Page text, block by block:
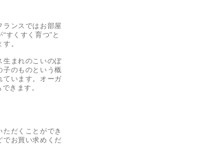
ランスではお部屋
すくすく育つ”と
。
生まれのこいのぼ
子のものという概
ています。オーガ
きます。
だくことができ
でお買い求めくだ